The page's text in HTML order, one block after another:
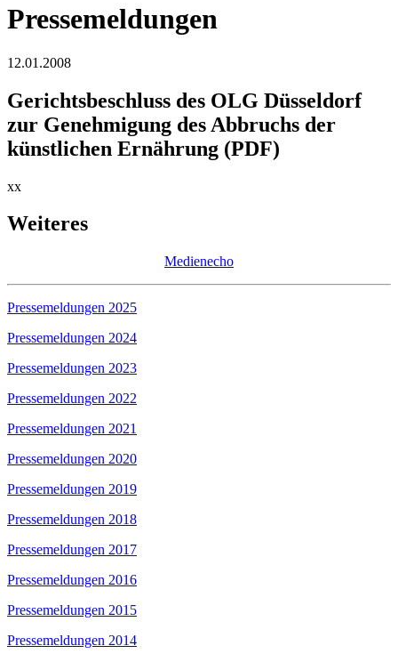
Pressemeldungen
12.01.2008
Gerichtsbeschluss des OLG Düsseldorf
zur Genehmigung des Abbruchs der
künstlichen Ernährung (PDF)
xx
Weiteres
Medienecho
Pressemeldungen 2025
Pressemeldungen 2024
Pressemeldungen 2023
Pressemeldungen 2022
Pressemeldungen 2021
Pressemeldungen 2020
Pressemeldungen 2019
Pressemeldungen 2018
Pressemeldungen 2017
Pressemeldungen 2016
Pressemeldungen 2015
Pressemeldungen 2014